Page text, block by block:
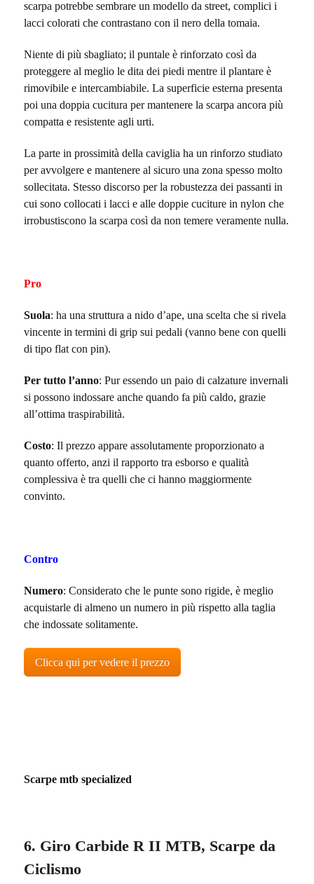
scarpa potrebbe sembrare un modello da street, complici i
lacci colorati che contrastano con il nero della tomaia.
Niente di più sbagliato; il puntale è rinforzato così da
proteggere al meglio le dita dei piedi mentre il plantare è
rimovibile e intercambiabile. La superficie esterna presenta
poi una doppia cucitura per mantenere la scarpa ancora più
compatta e resistente agli urti.
La parte in prossimità della caviglia ha un rinforzo studiato
per avvolgere e mantenere al sicuro una zona spesso molto
sollecitata. Stesso discorso per la robustezza dei passanti in
cui sono collocati i lacci e alle doppie cuciture in nylon che
irrobustiscono la scarpa così da non temere veramente nulla.
Pro
Suola: ha una struttura a nido d’ape, una scelta che si rivela
vincente in termini di grip sui pedali (vanno bene con quelli
di tipo flat con pin).
Per tutto l’anno: Pur essendo un paio di calzature invernali
si possono indossare anche quando fa più caldo, grazie
all’ottima traspirabilità.
Costo: Il prezzo appare assolutamente proporzionato a
quanto offerto, anzi il rapporto tra esborso e qualità
complessiva è tra quelli che ci hanno maggiormente
convinto.
Contro
Numero: Considerato che le punte sono rigide, è meglio
acquistarle di almeno un numero in più rispetto alla taglia
che indossate solitamente.
Clicca qui per vedere il prezzo
Scarpe mtb specialized
6. Giro Carbide R II MTB, Scarpe da
Ciclismo